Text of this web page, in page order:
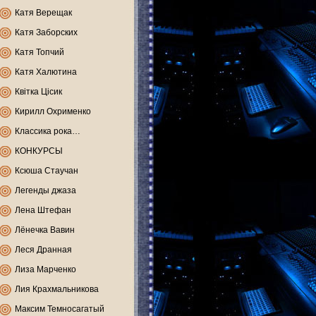
Катя Верещак
Катя Заборских
Катя Топчий
Катя Халютина
Квітка Цісик
Кирилл Охрименко
Классика рока…
КОНКУРСЫ
Ксюша Стаучан
Легенды джаза
Лена Штефан
Лёнечка Вавин
Леся Дранная
Лиза Марченко
Лия Крахмальникова
Максим Темносагатый